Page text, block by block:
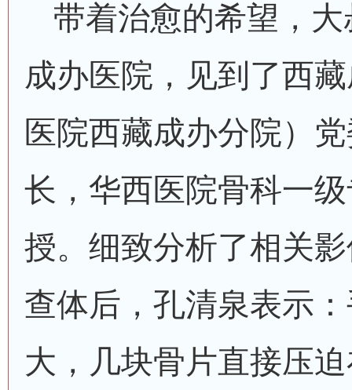
带着治愈的希望，
成办医院，见到了西
医院西藏成办分院）
长，华西医院骨科一
授。细致分析了相关
查体后，孔清泉表示
大，几块骨片直接压